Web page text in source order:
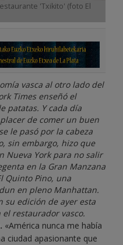
'Txikito' (foto El
vasca al otro lado del
Times enseñó el
patatas. Y cada día
de comer un buen
le pasó por la cabeza
sin embargo, hizo que
Nueva York para no salir
en la Gran Manzana
Quinto Pino, una
en pleno Manhattan.
su edición de ayer esta
restaurador vasco.
«América nunca me había
ciudad apasionante que